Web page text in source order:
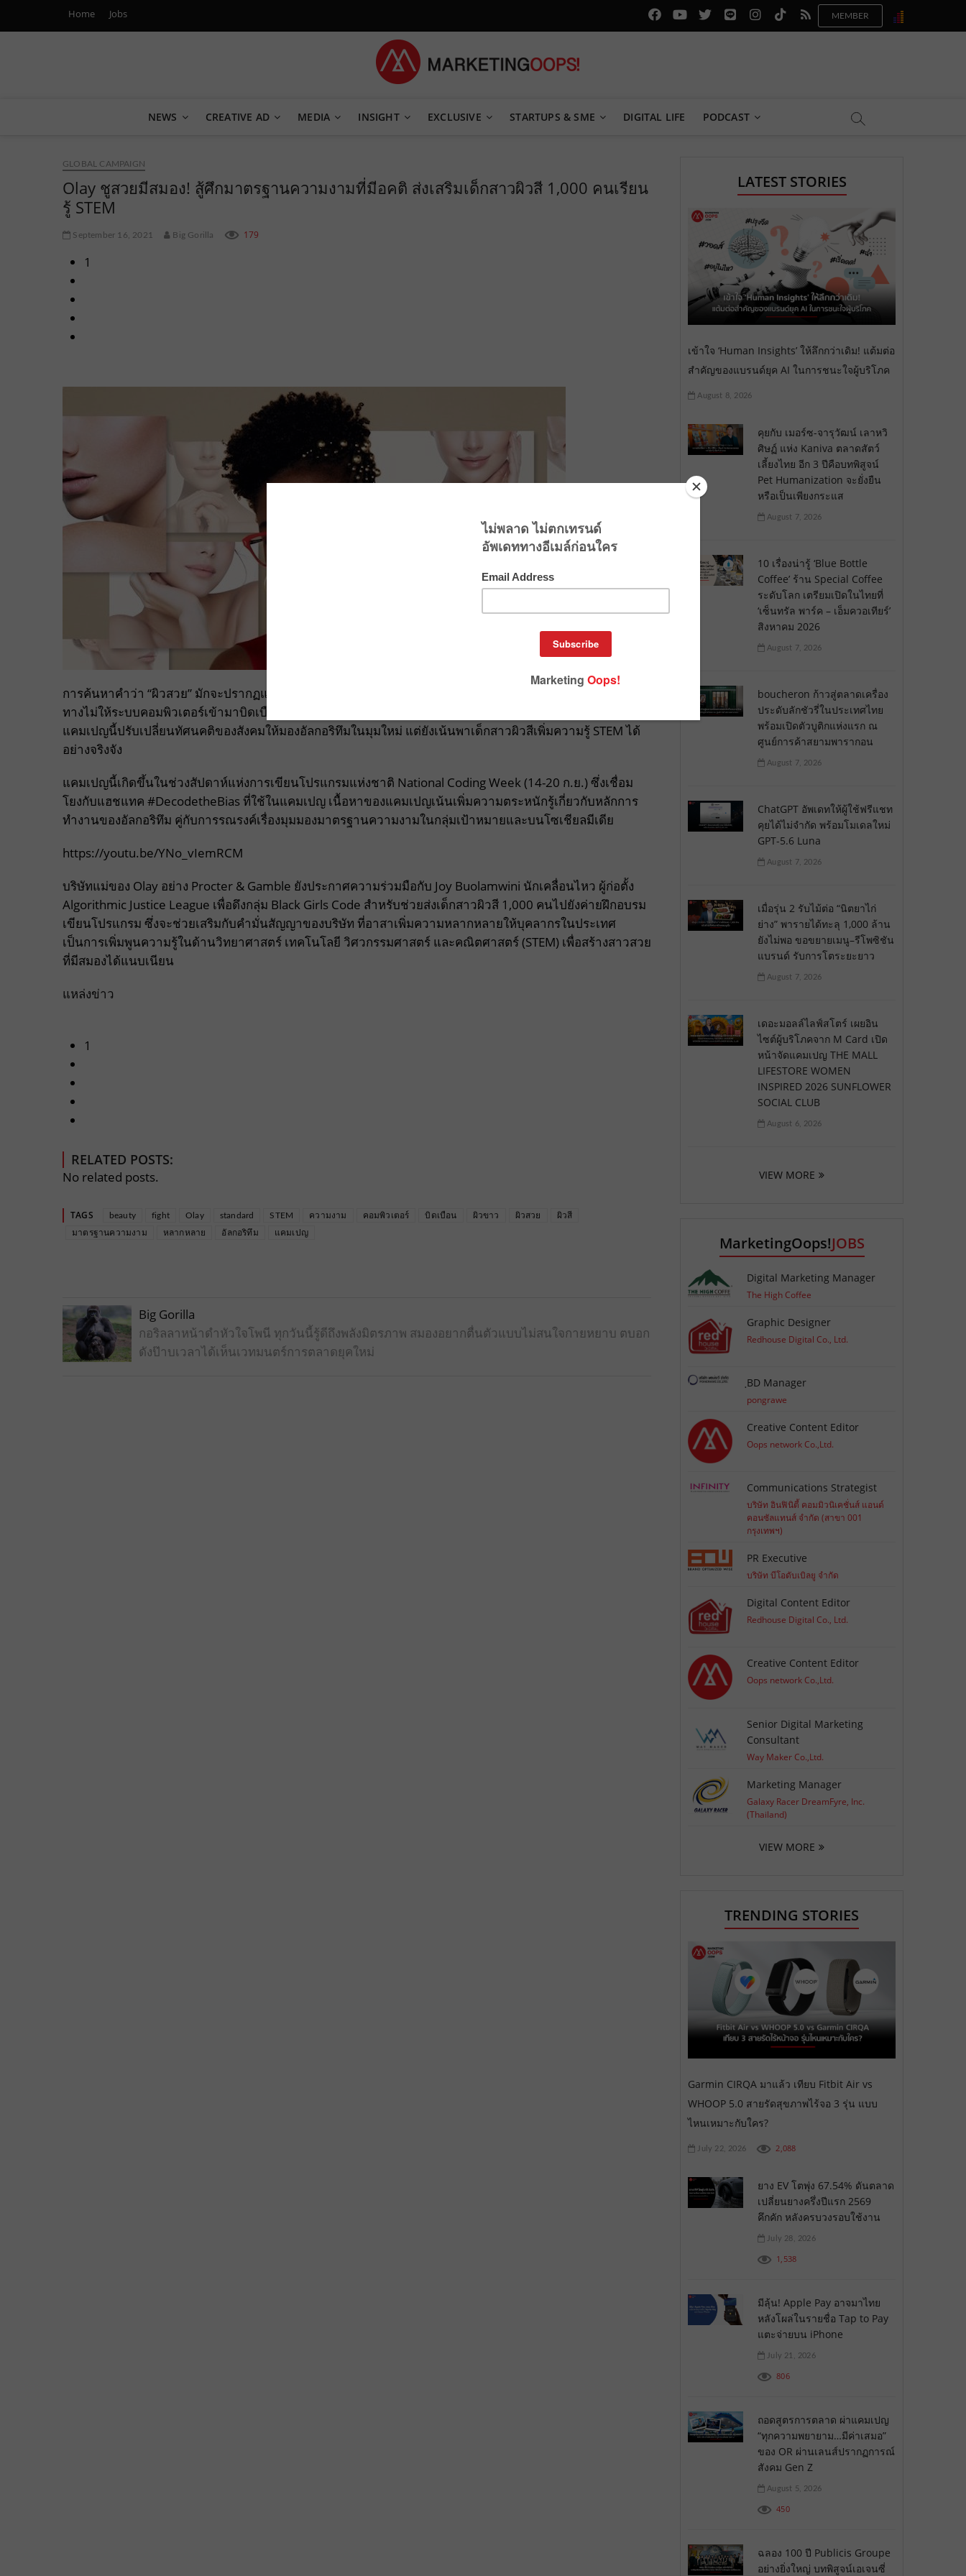
Home Jobs
f
b
y
c
x
m
l
.
i
a
m
.
o
m
t
c
o
m
r
Marketing Oops!
NEWS CREATIVE AD MEDIA INSIGHT EXCLUSIVE STARTUPS & SME DIGITAL LIFE PODCAST
GLOBAL CAMPAIGN
Olay ชูสวยมีสมอง! สู้ศึกมาตรฐานความงามที่มีอคติ ส่งเสริมเด็กสาวผิวสี 1,000 คนเรียน
รู้ STEM
September 16, 2021 Big Gorilla 179
1
การค้นหาคำว่า “ผิวสวย” มักจะปรากฏแต่ภาพสาวผิวขาว แบรนด์ความงาม Olay จึงเปิดตัวแคมเปญใหม่เพื่อปิด
ทางไม่ให้ระบบคอมพิวเตอร์เข้ามาบิดเบือนมาตรฐานด้านความงามไปอย่างไม่ควรจะเป็น โดยไม่เพียงหวังผลให้
แคมเปญนี้ปรับเปลี่ยนทัศนคติของสังคมให้มองอัลกอริทึมในมุมใหม่ แต่ยังเน้นพาเด็กสาวผิวสีเพิ่มความรู้ STEM ได้
อย่างจริงจัง
แคมเปญนี้เกิดขึ้นในช่วงสัปดาห์แห่งการเขียนโปรแกรมแห่งชาติ National Coding Week (14-20 ก.ย.) ซึ่งเชื่อม
โยงกับแฮชแทค #DecodetheBias ที่ใช้ในแคมเปญ เนื้อหาของแคมเปญเน้นเพิ่มความตระหนักรู้เกี่ยวกับหลักการ
ทำงานของอัลกอริทึม คู่กับการรณรงค์เรื่องมุมมองมาตรฐานความงามในกลุ่มเป้าหมายและบนโซเชียลมีเดีย
https://youtu.be/YNo_vIemRCM
บริษัทแม่ของ Olay อย่าง Procter & Gamble ยังประกาศความร่วมมือกับ Joy Buolamwini นักเคลื่อนไหว ผู้ก่อตั้ง
Algorithmic Justice League เพื่อดึงกลุ่ม Black Girls Code สำหรับช่วยส่งเด็กสาวผิวสี 1,000 คนไปยังค่ายฝึกอบรม
เขียนโปรแกรม ซึ่งจะช่วยเสริมกับคำมั่นสัญญาของบริษัท ที่อาสาเพิ่มความหลากหลายให้บุคลากรในประเทศ
เป็นการเพิ่มพูนความรู้ในด้านวิทยาศาสตร์ เทคโนโลยี วิศวกรรมศาสตร์ และคณิตศาสตร์ (STEM) เพื่อสร้างสาวสวย
ที่มีสมองได้แนบเนียน
แหล่งข่าว
1
RELATED POSTS:
No related posts.
TAGS beauty fight Olay standard STEM ความงาม คอมพิวเตอร์ บิดเบือน ผิวขาว ผิวสวย
ผิวสี
มาตรฐานความงาม
หลากหลาย อัลกอริทึม แคมเปญ
Big Gorilla
กอริลลาหน้าดำหัวใจโพนี ทุกวันนี้รู้ดีถึงพลังมิตรภาพ สมองอยากตื่นตัวแบบไม่สนใจกายหยาบ ตบอก
ดังป๊าบเวลาได้เห็นเวทมนตร์การตลาดยุคใหม่
LATEST STORIES
เข้าใจ ‘Human Insights’ ให้ลึกกว่าเดิม! แต้มต่อ
สำคัญของแบรนด์ยุค AI ในการชนะใจผู้บริโภค
August 8, 2026
คุยกับ เมอร์ซ-จารุวัฒน์ เลาหวิ
ศิษฏ์ แห่ง Kaniva ตลาดสัตว์
เลี้ยงไทย อีก 3 ปีคือบทพิสูจน์
Pet Humanization จะยั่งยืน
หรือเป็นเพียงกระแส
August 7, 2026
10 เรื่องน่ารู้ ‘Blue Bottle
Coffee’ ร้าน Special Coffee
ระดับโลก เตรียมเปิดในไทยที่
‘เซ็นทรัล พาร์ค – เอ็มควอเทียร์’
สิงหาคม 2026
August 7, 2026
boucheron ก้าวสู่ตลาดเครื่อง
ประดับลักชัวรี่ในประเทศไทย
พร้อมเปิดตัวบูติกแห่งแรก ณ
ศูนย์การค้าสยามพารากอน
August 7, 2026
ChatGPT อัพเดทให้ผู้ใช้ฟรีแชท
คุยได้ไม่จำกัด พร้อมโมเดลใหม่
GPT-5.6 Luna
August 7, 2026
เมื่อรุ่น 2 รับไม้ต่อ “นิตยาไก่
ย่าง” พารายได้ทะลุ 1,000 ล้าน
ยังไม่พอ ขอขยายเมนู–รีโพซิชัน
แบรนด์ รับการโตระยะยาว
August 7, 2026
เดอะมอลล์ไลฟ์สโตร์ เผยอิน
ไซต์ผู้บริโภคจาก M Card เปิด
หน้าจัดแคมเปญ THE MALL
LIFESTORE WOMEN
INSPIRED 2026 SUNFLOWER
SOCIAL CLUB
August 6, 2026
VIEW MORE
MarketingOops!JOBS
Digital Marketing Manager
The High Coffee
Graphic Designer
Redhouse Digital Co., Ltd.
ฺBD Manager
pongrawe
Creative Content Editor
Oops network Co.,Ltd.
Communications Strategist
บริษัท อินฟินิตี้ คอมมิวนิเคชั่นส์ แอนด์
คอนซัลแทนส์ จำกัด (สาขา 001
กรุงเทพฯ)
PR Executive
บริษัท บีโอดับเบิลยู จำกัด
Digital Content Editor
Redhouse Digital Co., Ltd.
Creative Content Editor
Oops network Co.,Ltd.
Senior Digital Marketing
Consultant
Way Maker Co.,Ltd.
Marketing Manager
Galaxy Racer DreamFyre, Inc.
(Thailand)
VIEW MORE
TRENDING STORIES
Garmin CIRQA มาแล้ว เทียบ Fitbit Air vs
WHOOP 5.0 สายรัดสุขภาพไร้จอ 3 รุ่น แบบ
ไหนเหมาะกับใคร?
July 22, 2026 2,088
ยาง EV โตพุ่ง 67.54% ดันตลาด
เปลี่ยนยางครึ่งปีแรก 2569
คึกคัก หลังครบวงรอบใช้งาน
July 28, 2026
1,538
มีลุ้น! Apple Pay อาจมาไทย
หลังโผล่ในรายชื่อ Tap to Pay
แตะจ่ายบน iPhone
July 21, 2026
806
ถอดสูตรการตลาด ผ่าแคมเปญ
“ทุกความพยายาม…มีค่าเสมอ”
ของ OR ผ่านเลนส์ปรากฏการณ์
สังคม Gen Z
August 5, 2026
450
ฉลอง 100 ปี Publicis Groupe
อย่างยิ่งใหญ่ บทพิสูจน์เอเจนซี่